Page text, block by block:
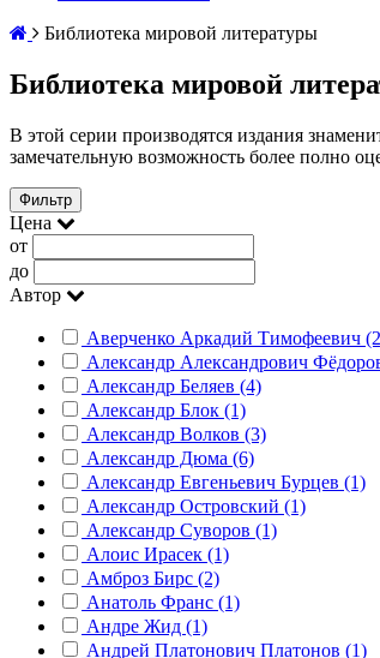
Библиотека мировой литературы
Библиотека мировой
В этой серии производятся издания
замечательную возможность более полно
Фильтр
Цена
от
до
Автор
Аверченко Аркадий Тимофеевич
Александр Александрович
Александр Беляев (4)
Александр Блок (1)
Александр Волков (3)
Александр Дюма (6)
Александр Евгеньевич Бурцев (1)
Александр Островский (1)
Александр Суворов (1)
Алоис Ирасек (1)
Амброз Бирс (2)
Анатоль Франс (1)
Андре Жид (1)
Андрей Платонович Платонов (1)